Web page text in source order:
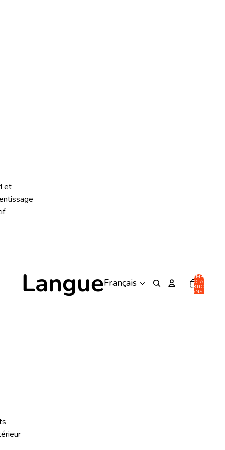
et
Langue NOMBRE
TOTAL
D’ARTICLES
DANS LE